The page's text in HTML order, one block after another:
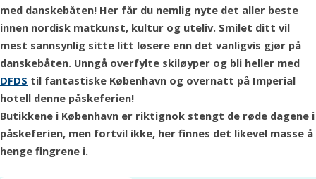
med danskebåten! Her får du nemlig nyte det aller beste
innen nordisk matkunst, kultur og uteliv. Smilet ditt vil
mest sannsynlig sitte litt løsere enn det vanligvis gjør på
danskebåten. Unngå overfylte skiløyper og bli heller med
DFDS til fantastiske København og overnatt på Imperial
hotell denne påskeferien!
Butikkene i København er riktignok stengt de røde dagene i
påskeferien, men fortvil ikke, her finnes det likevel masse å
henge fingrene i.